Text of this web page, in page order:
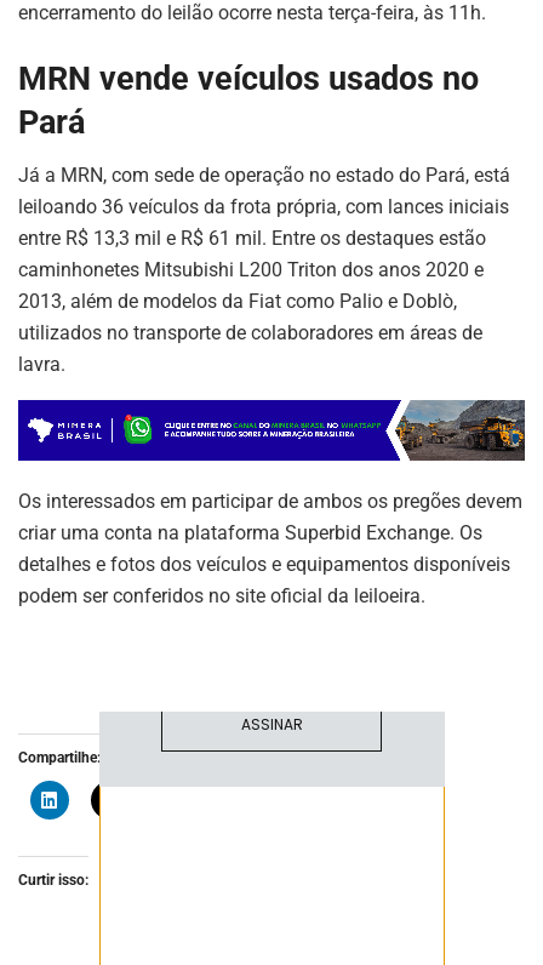
encerramento do leilão ocorre nesta terça-feira, às 11h.
MRN vende veículos usados no
Pará
Já a MRN, com sede de operação no estado do Pará, está
leiloando 36 veículos da frota própria, com lances iniciais
entre R$ 13,3 mil e R$ 61 mil. Entre os destaques estão
caminhonetes Mitsubishi L200 Triton dos anos 2020 e
2013, além de modelos da Fiat como Palio e Doblò,
utilizados no transporte de colaboradores em áreas de
lavra.
Os interessados em participar de ambos os pregões devem
criar uma conta na plataforma Superbid Exchange. Os
detalhes e fotos dos veículos e equipamentos disponíveis
podem ser conferidos no site oficial da leiloeira.
Compartilhe:
Curtir isso:
NEWSLETTER
Fique atualizado com as últimas
notíciase inovações do setor mineral
brasileiro.
ASSINAR